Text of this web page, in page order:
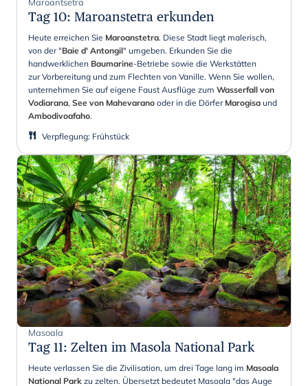
Maroantsetra
Tag 10: Maroanstetra erkunden
Heute erreichen Sie Maroanstetra. Diese Stadt liegt malerisch,
von der "Baie d' Antongil" umgeben. Erkunden Sie die
handwerklichen Baumarine-Betriebe sowie die Werkstätten
zur Vorbereitung und zum Flechten von Vanille. Wenn Sie wollen,
unternehmen Sie auf eigene Faust Ausflüge zum Wasserfall von
Vodiarana, See von Mahevarano oder in die Dörfer Marogisa und
Ambodivoafaho.
Verpflegung: Frühstück
Masoala
Tag 11: Zelten im Masola National Park
Heute verlassen Sie die Zivilisation, um drei Tage lang im Masoala
National Park zu zelten. Übersetzt bedeutet Masoala "das Auge